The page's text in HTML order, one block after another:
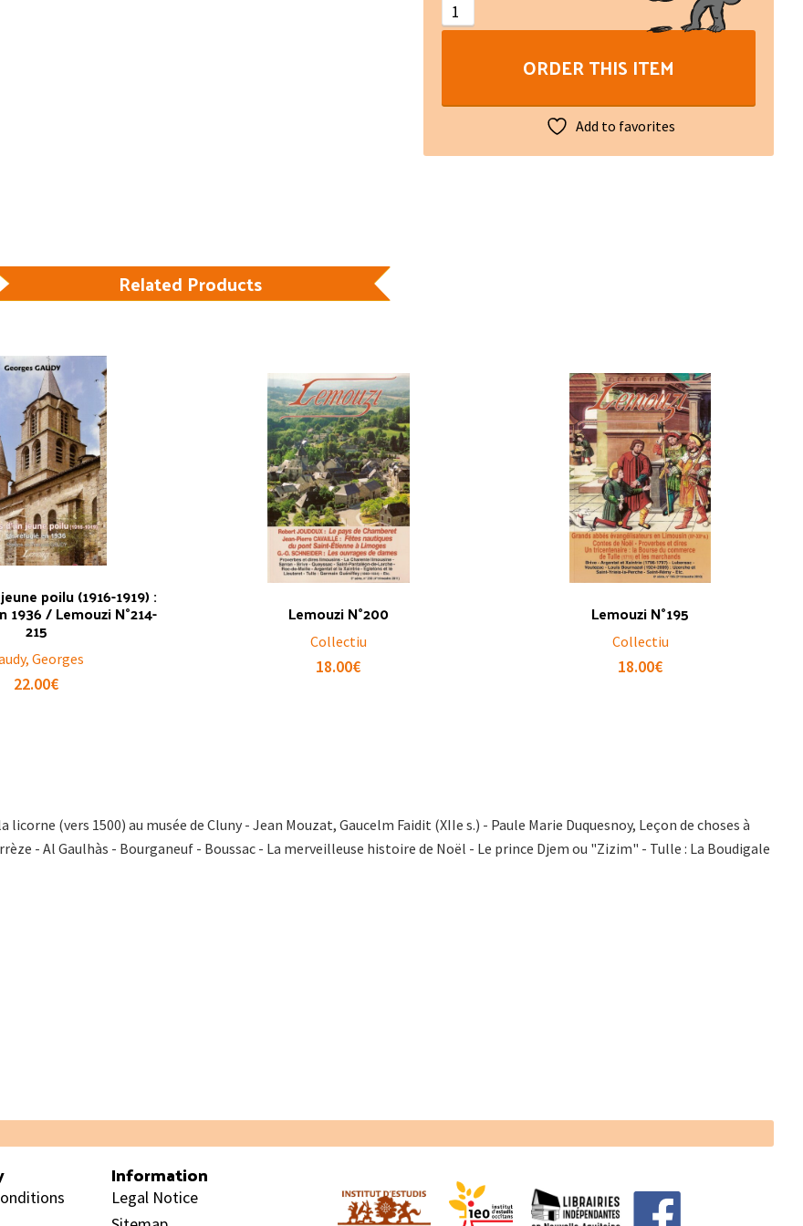
ORDER THIS ITEM
Add to favorites
Related Products
poilu (1916-1919) :
1936 / Lemouzi N°214-
215
Georges
22.00€
Lemouzi N°200
Collectiu
18.00€
Lemouzi N°195
Collectiu
18.00€
(vers 1500) au musée de Cluny - Jean Mouzat, Gaucelm Faidit (XIIe s.) - Paule Marie Duquesnoy, Leçon de choses à
- Al Gaulhàs - Bourganeuf - Boussac - La merveilleuse histoire de Noël - Le prince Djem ou "Zizim" - Tulle : La Boudigale
Information
Legal Notice